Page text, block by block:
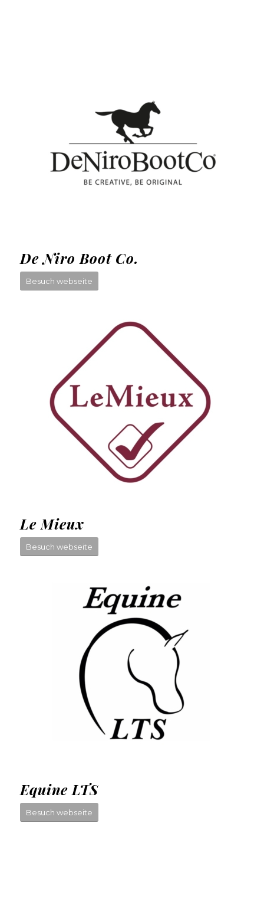
De Niro Boot Co.
Besuch webseite
Le Mieux
Besuch webseite
Equine LTS
Besuch webseite